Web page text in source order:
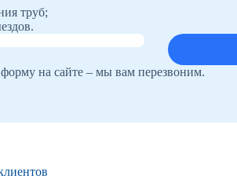
труб;
на сайте – мы вам перезвоним.